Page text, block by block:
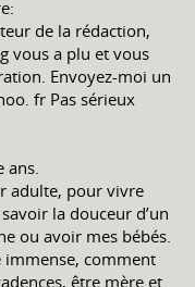
de la rédaction,
vous a plu et vous
Envoyez-moi un
fr Pas sérieux
adulte, pour vivre
la douceur d’un
ou avoir mes bébés.
immense, comment
être mère et